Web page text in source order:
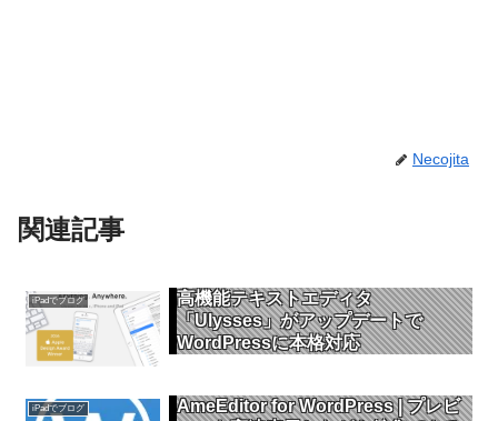
Necojita
関連記事
iPadでブログ
高機能テキストエディタ
「Ulysses」がアップデートで
WordPressに本格対応
iPadでブログ
AmeEditor for WordPress | プレビ